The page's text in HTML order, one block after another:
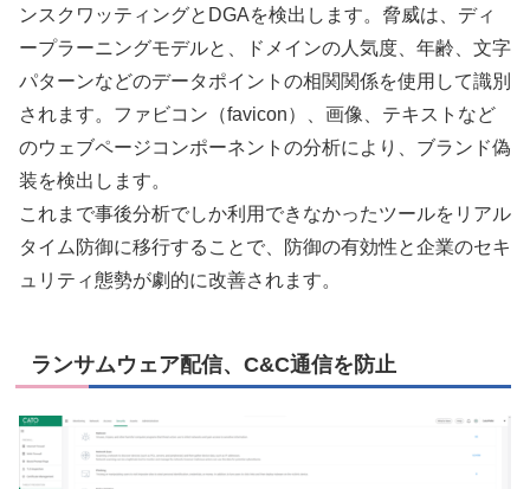
ンスクワッティングとDGAを検出します。脅威は、ディ
ープラーニングモデルと、ドメインの人気度、年齢、文字
パターンなどのデータポイントの相関関係を使用して識別
されます。ファビコン（favicon）、画像、テキストなど
のウェブページコンポーネントの分析により、ブランド偽
装を検出します。
これまで事後分析でしか利用できなかったツールをリアル
タイム防御に移行することで、防御の有効性と企業のセキ
ュリティ態勢が劇的に改善されます。
ランサムウェア配信、C&C通信を防止